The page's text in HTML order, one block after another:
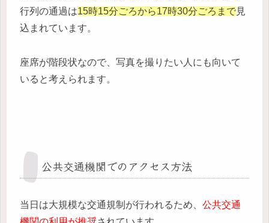
行列の通過は15時15分ごろから17時30分ごろまで見
込まれています。
座席が階段状なので、写真を撮りたい人にも向いて
いると考えられます。
公共交通機関でのアクセス方法
当日は大規模な交通規制が行われるため、 公共交通